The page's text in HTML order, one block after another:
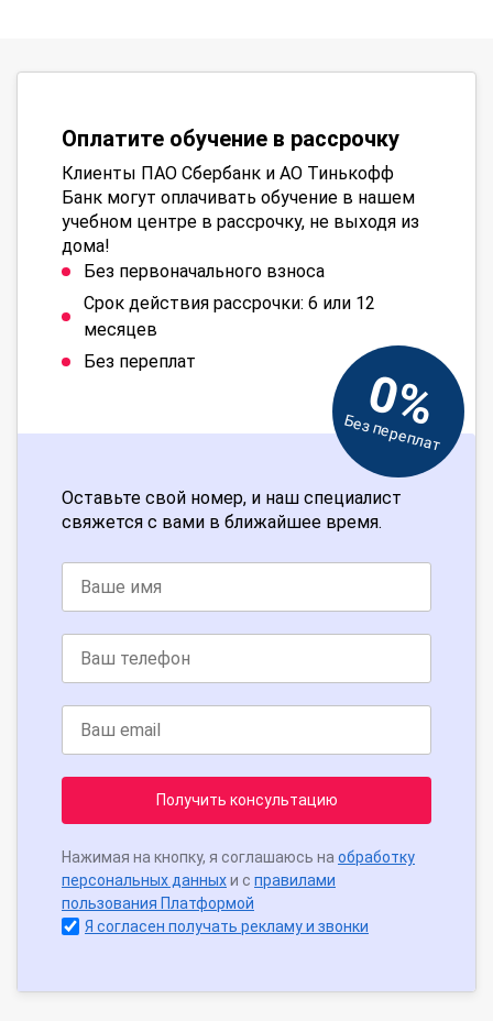
Оплатите обучение в рассрочку
Клиенты ПАО Сбербанк и АО Тинькофф
Банк могут оплачивать обучение в нашем
учебном центре в рассрочку, не выходя из
дома!
Без первоначального взноса
Срок действия рассрочки: 6 или 12
месяцев
Без переплат
0%
Без переплат
Оставьте свой номер, и наш специалист
свяжется с вами в ближайшее время.
Получить консультацию
Нажимая на кнопку, я соглашаюсь на обработку
персональных данныхи с правилами
пользования Платформой
Я согласен получать рекламу и звонки